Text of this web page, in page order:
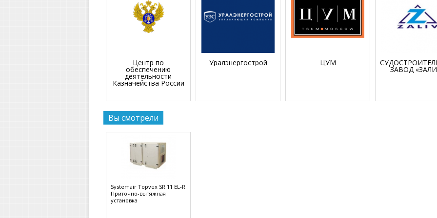
Центр по
обеспечению
деятельности
Казначейства России
Уралэнергострой ЦУМ
ЗАВОД
Вы смотрели
Systemair Topvex SR 11 EL-R
Приточно-вытяжная
установка